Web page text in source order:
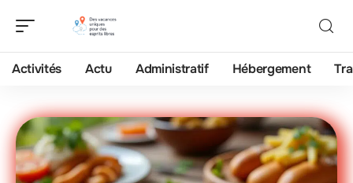
Activités Actu Administratif Hébergement